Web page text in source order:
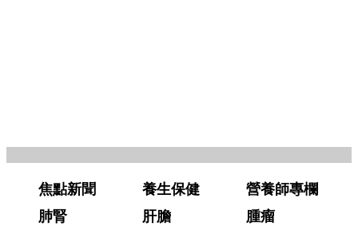
焦點新聞 養生保健
營養師專欄
肺腎
肝膽
腫瘤